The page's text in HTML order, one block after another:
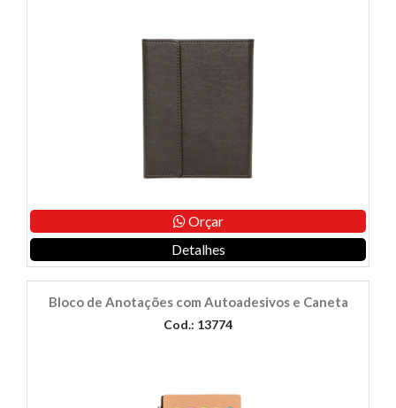
Orçar
Detalhes
Bloco de Anotações com Autoadesivos e Caneta
Cod.: 13774